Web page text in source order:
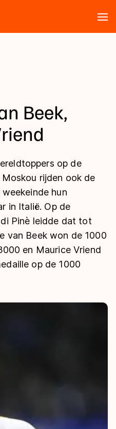
Beek,
op de
rijden ook de
hun
in Italië. Op de
Pinè leidde dat tot
van Beek won de 1000
en Maurice Vriend
op de 1000